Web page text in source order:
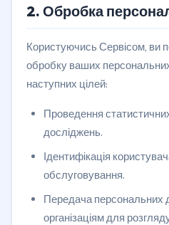
2. Обробка
Користуючись Сервісом, ви
обробку ваших
наступних цілей:
Проведення
досліджень.
Ідентифікація
обслуговування.
Передача персональних
організаціям для